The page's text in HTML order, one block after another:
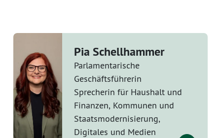
Pia Schellhammer
Parlamentarische
Geschäftsführerin
Sprecherin für Haushalt und
Finanzen, Kommunen und
Staatsmodernisierung,
Digitales und Medien